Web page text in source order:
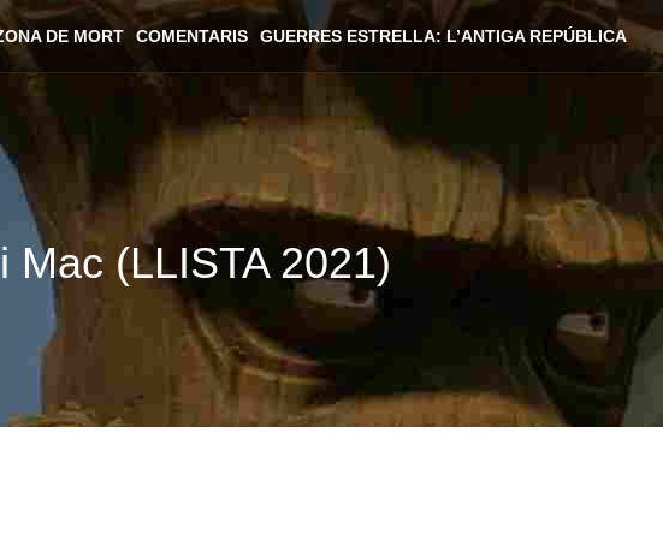
DE MORT COMENTARIS GUERRES ESTRELLA: L’ANTIGA REPÚBLICA
(LLISTA 2021)